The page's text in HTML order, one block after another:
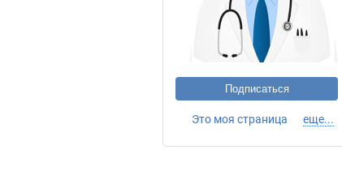
Подписаться
Это моя страница еще...